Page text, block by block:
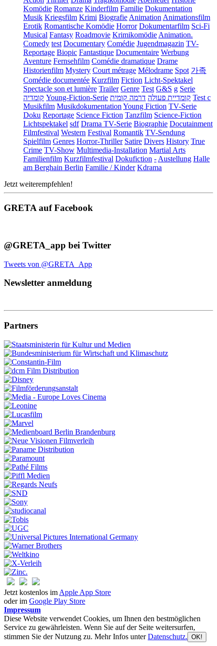
Komödie Romanze Kinderfilm Familie Dokumentation
Musik Kriegsfilm Krimi Biografie Animation Animationsfilm
Erotik Romantische Komödie Horror Dokumentarfilm Sci-Fi
Musical Fantasy Roadmovie Krimikomödie Animation.
Comedy test Documentary Comédie Jugendmagazin TV-
Reportage Biopic Fantastique Documentaire Werbung
Aventure Fernsehfilm Comédie dramatique Drame
Historienfilm Mystery Court métrage Mélodrame Spot 가족
Comédie documentée Kurzfilm Fiction Licht-Spektakel
Spectacle son et lumière Trailer Genre Test G&S g Serie
קומדיה Young-Fiction-Serie קומדיית פעולה דרמה קומית
Test c
Musikfilm Musikdokumentation Young Fiction TV-Serie
Doku Reportage Science Fiction Tanzfilm Science-Fiction
Lichtspektakel sdf Drama TV-Serie Biographie Docutainment
Filmfestival Western Festival Romantik TV-Sendung
Spielfilm Genres Horror-Thriller Satire Divers History True
Crime TV-Show Multimedia-Installation Martial Arts
Familienfilm Kurzfilmfestival Dokufiction - Austellung Halle
am Berghain Berlin Familie / Kinder Kdrama
Jetzt weiterempfehlen!
GRETA auf Facebook
@GRETA_app bei Twitter
Tweets von @GRETA_App
Newsletter anmeldung
Partners
Jetzt kostenlos im Apple App Store
oder im Google Play Store
Impressum
Diese Website verwendet Cookies, um Ihnen den bestmöglichen
Service zu gewährleisten. Wenn Sie auf der Seite weitersurfen,
stimmen Sie der Nutzung zu. Mehr Infos unterDatenschutz. OK!